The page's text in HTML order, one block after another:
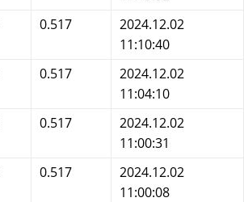
0.517
2024.12.02
11:10:40
0.517
2024.12.02
11:04:10
0.517
2024.12.02
11:00:31
0.517
2024.12.02
11:00:08